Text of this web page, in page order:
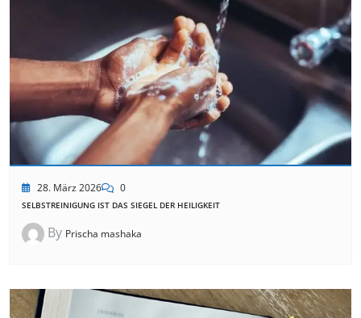
28. März 2026 0
SELBSTREINIGUNG IST DAS SIEGEL DER HEILIGKEIT
By Prischa mashaka